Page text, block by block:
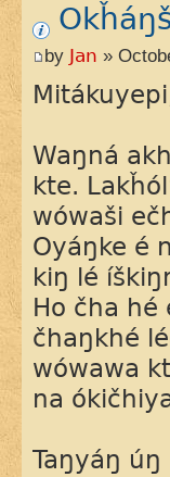
by Jan »
Waŋná
kte.
wówaši
Oyáŋke é
kiŋ lé
Ho čha
čhaŋkhé
wówawa
na
Taŋyáŋ úŋ